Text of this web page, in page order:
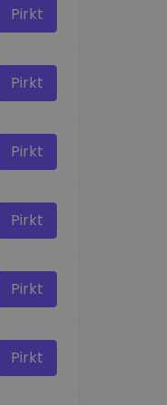
Pirkt
Pirkt
Pirkt
Pirkt
Pirkt
Pirkt